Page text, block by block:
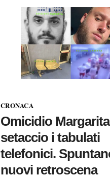
CRONACA
Omicidio
setaccio i tabulati
telefonici.
nuovi retroscena